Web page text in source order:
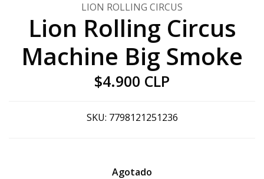
LION ROLLING CIRCUS
Lion Rolling Circus
Machine Big Smoke
$4.900 CLP
SKU: 7798121251236
Agotado